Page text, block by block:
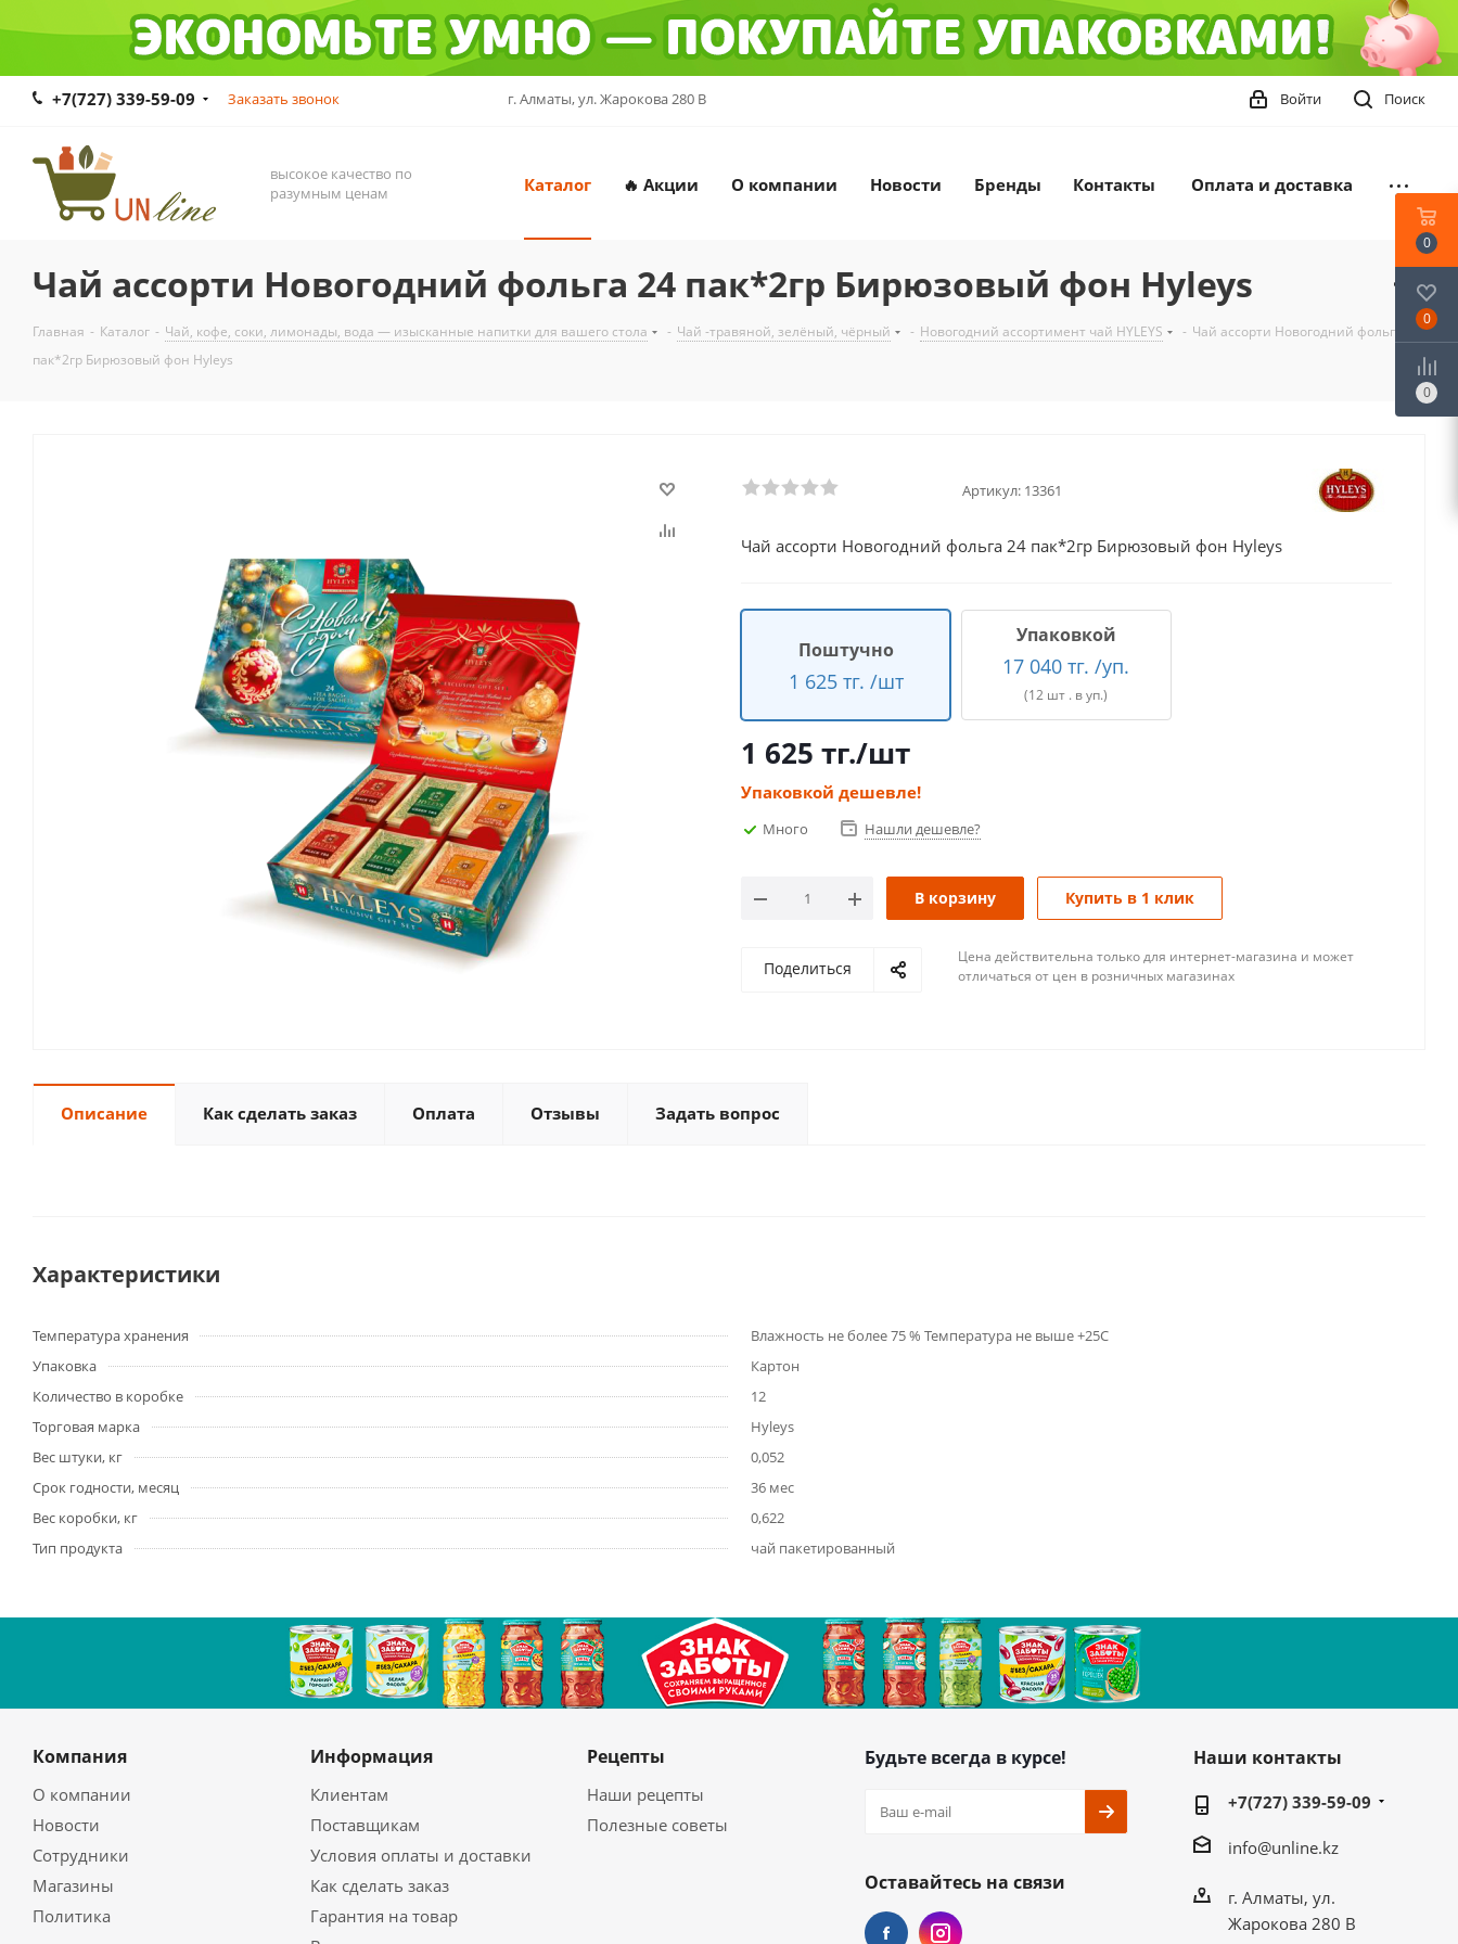
+7(727) 339-59-09 Заказать звонок г. Алматы, ул. Жарокова 280 В Поиск
Войти
высокое качество по
разумным ценам
Каталог 🔥 Акции О компании Новости Бренды Контакты Оплата и доставка
Чай ассорти Новогодний фольга 24 пак*2гр Бирюзовый фон Hyleys
Главная - Каталог - Чай, кофе, соки, лимонады, вода — изысканные напитки для вашего стола - Чай -травяной, зелёный, чёрный - Новогодний ассортимент чай HYLEYS - Чай ассорти Новогодний фольга 24
пак*2гр Бирюзовый фон Hyleys
Артикул: 13361
Чай ассорти Новогодний фольга 24 пак*2гр Бирюзовый фон Hyleys
Поштучно
1 625 тг. /шт
Упаковкой
17 040 тг. /уп.
(12 шт . в уп.)
1 625 тг./шт
Упаковкой дешевле!
Много Нашли дешевле?
В корзину Купить в 1 клик
Поделиться
Цена действительна только для интернет-магазина и может
отличаться от цен в розничных магазинах
Описание Как сделать заказ Оплата Отзывы Задать вопрос
Характеристики
Температура хранения
Влажность не более 75 % Температура не выше +25С
Упаковка
Картон
Количество в коробке
12
Торговая марка
Hyleys
Вес штуки, кг
0,052
Срок годности, месяц
36 мес
Вес коробки, кг
0,622
Тип продукта
чай пакетированный
Компания
О компании
Новости
Сотрудники
Магазины
Политика
Информация
Клиентам
Поставщикам
Условия оплаты и доставки
Как сделать заказ
Гарантия на товар
Рецепты
Наши рецепты
Полезные советы
Будьте всегда в курсе!
Оставайтесь на связи
Наши контакты
+7(727) 339-59-09
info@unline.kz
г. Алматы, ул.
Жарокова 280 В
0
0
0